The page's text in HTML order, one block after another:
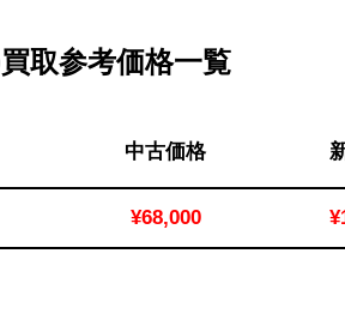
取参考価格一覧
中古価格
¥68,000